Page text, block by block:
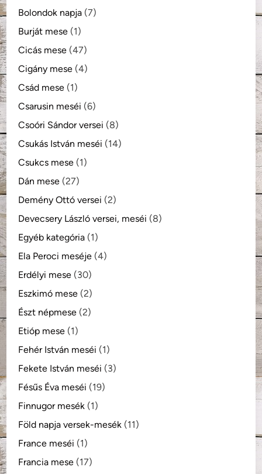
Bolondok napja (7)
Burját mese (1)
Cicás mese (47)
Cigány mese (4)
Csád mese (1)
Csarusin meséi (6)
Csoóri Sándor versei (8)
Csukás István meséi (14)
Csukcs mese (1)
Dán mese (27)
Demény Ottó versei (2)
Devecsery László versei, meséi (8)
Egyéb kategória (1)
Ela Peroci meséje (4)
Erdélyi mese (30)
Eszkimó mese (2)
Észt népmese (2)
Etióp mese (1)
Fehér István meséi (1)
Fekete István meséi (3)
Fésűs Éva meséi (19)
Finnugor mesék (1)
Föld napja versek-mesék (11)
France meséi (1)
Francia mese (17)